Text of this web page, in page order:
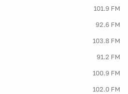
101.9 FM
92.6 FM
103.8 FM
91.2 FM
100.9 FM
102.0 FM